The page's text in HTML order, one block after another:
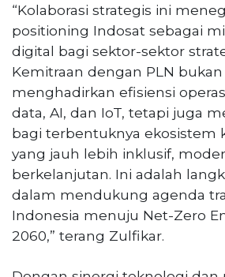
“Kolaborasi strategis ini
positioning Indosat sebagai
digital bagi sektor-sektor
Kemitraan dengan PLN bukan
menghadirkan efisiensi
data, AI, dan IoT, tetapi juga
bagi terbentuknya ekosistem
yang jauh lebih inklusif,
berkelanjutan. Ini adalah
dalam mendukung agenda
Indonesia menuju Net-Zero
2060,” terang Zulfikar.